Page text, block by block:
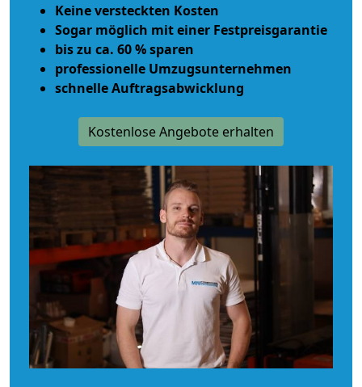
Keine versteckten Kosten
Sogar möglich mit einer Festpreisgarantie
bis zu ca. 60 % sparen
professionelle Umzugsunternehmen
schnelle Auftragsabwicklung
Kostenlose Angebote erhalten